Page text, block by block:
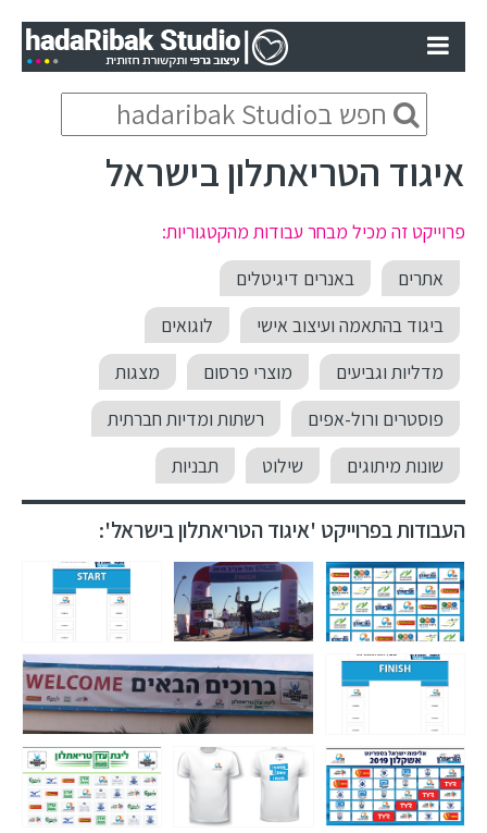
איגוד הטריאתלון בישראל
פרוייקט זה מכיל מבחר עבודות מהקטגוריות:
אתרים
באנרים דיגיטלים
ביגוד בהתאמה ועיצוב אישי
לוגואים
מדליות וגביעים
מוצרי פרסום
מצגות
פוסטרים ורול-אפים
רשתות ומדיות חברתית
שונות מיתוגים
שילוט תבניות
העבודות בפרוייקט 'איגוד הטריאתלון בישראל':